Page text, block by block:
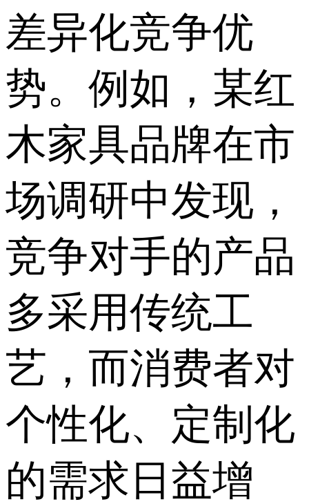
差异化竞争优
势。例如，某红
木家具品牌在市
场调研中发现，
竞争对手的产品
多采用传统工
艺，而消费者对
个性化、定制化
的需求日益增